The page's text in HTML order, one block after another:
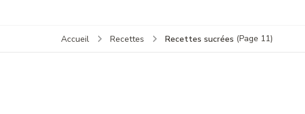
Accueil Recettes Recettes sucrées (Page 11)